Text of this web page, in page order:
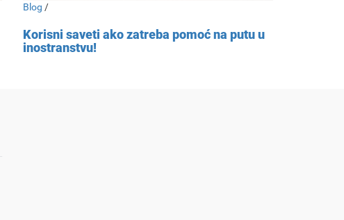
Blog /
Korisni saveti ako zatreba pomoć na putu u
inostranstvu!